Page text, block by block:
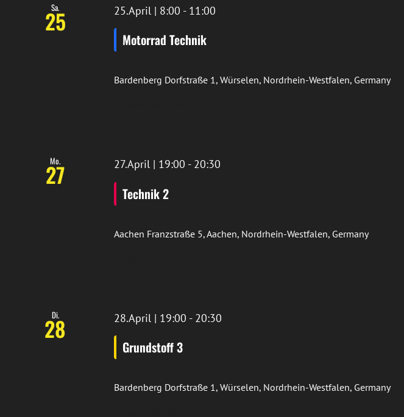
Sa.
25
Motorrad Technik
25.April | 8:00 - 11:00
Bardenberg Dorfstraße 1, Würselen, Nordrhein-Westfalen, Germany
Mo.
27
Technik 2
27.April | 19:00 - 20:30
Aachen Franzstraße 5, Aachen, Nordrhein-Westfalen, Germany
Di.
28
Grundstoff 3
28.April | 19:00 - 20:30
Bardenberg Dorfstraße 1, Würselen, Nordrhein-Westfalen, Germany